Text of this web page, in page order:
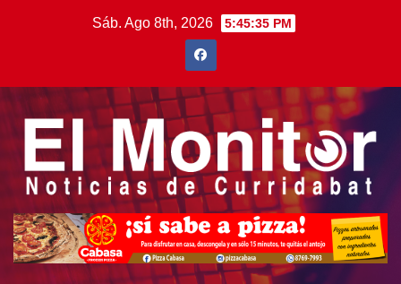
Sáb. Ago 8th, 2026 5:45:37 PM